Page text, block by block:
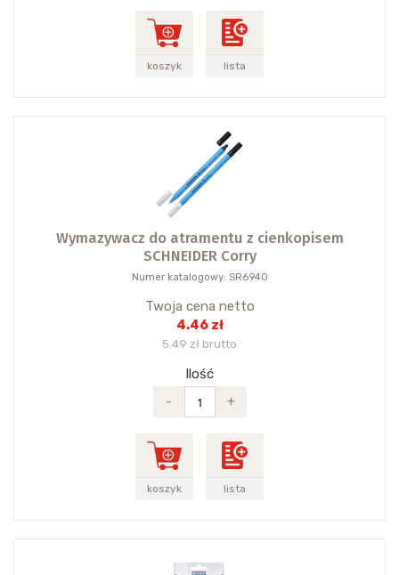
koszyk lista
Wymazywacz do atramentu z cienkopisem
SCHNEIDER Corry
Numer katalogowy: SR6940
Twoja cena netto
4.46 zł
5.49 zł brutto
Ilość
-
+
koszyk lista